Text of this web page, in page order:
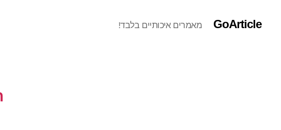
GoArticle מאמרים איכותיים בלבד!